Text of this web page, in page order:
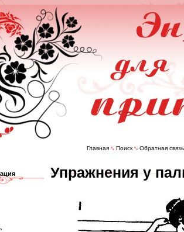
Главная Поиск Обратная связь
Упражнения у